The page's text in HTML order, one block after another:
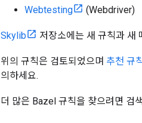
Webtesting (Webdriver)
Skylib 저장소에는 새 규칙과 새
위의 규칙은 검토되었으며 추천 규
의하세요.
더 많은 Bazel 규칙을 찾으려면 검